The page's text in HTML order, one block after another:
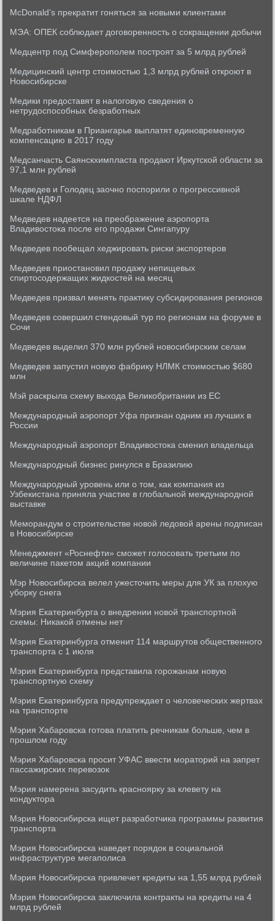
McDonald’s прекратит гоняться за новыми клиентами
МЭА: ОПЕК соблюдает договоренность о сокращении добычи
Медцентр под Симферополем построят за 5 млрд рублей
Медицинский центр стоимостью 1,3 млрд рублей откроют в
Новосибирске
Медики предоставят в налоговую сведения о
нетрудоспособных безработных
Медработникам в Приангарье выплатят единовременную
компенсацию в 2017 году
Медсанчасть Саянскхимпласта продают Иркутской области за
97,1 млн рублей
Медведев и Голодец заочно поспорили о прогрессивной
шкале НДФЛ
Медведев надеется на преображение аэропорта
Владивостока после его продажи Сингапуру
Медведев пообещал хеджировать риски экспортеров
Медведев приостановил продажу непищевых
спиртосодержащих жидкостей на месяц
Медведев призвал менять практику субсидирования регионов
Медведев совершил стендовый тур по регионам на форуме в
Сочи
Медведев выделил 370 млн рублей новосибирским селам
Медведев запустил новую фабрику НЛМК стоимостью $680
млн
Мэй раскрыла схему выхода Великобритании из ЕС
Международный аэропорт Уфа признан одним из лучших в
России
Международный аэропорт Владивостока сменил владельца
Международный бизнес ринулся в Бразилию
Международный уровень или о том, как компания из
Узбекистана приняла участие в глобальной международной
выставке
Меморандум о строительстве новой ледовой арены подписан
в Новосибирске
Менеджмент «Роснефти» сможет голосовать третьим по
величине пакетом акций компании
Мэр Новосибирска велел ужесточить меры для УК за плохую
уборку снега
Мэрия Екатеринбурга о внедрении новой транспортной
схемы: Никакой отмены нет
Мэрия Екатеринбурга отменит 114 маршрутов общественного
транспорта с 1 июля
Мэрия Екатеринбурга представила горожанам новую
транспортную схему
Мэрия Екатеринбурга предупреждает о человеческих жертвах
на транспорте
Мэрия Хабаровска готова платить речникам больше, чем в
прошлом году
Мэрия Хабаровска просит УФАС ввести мораторий на запрет
пассажирских перевозок
Мэрия намерена засудить красноярку за клевету на
кондуктора
Мэрия Новосибирска ищет разработчика программы развития
транспорта
Мэрия Новосибирска наведет порядок в социальной
инфраструктуре мегаполиса
Мэрия Новосибирска привлечет кредиты на 1,55 млрд рублей
Мэрия Новосибирска заключила контракты на кредиты на 4
млрд рублей